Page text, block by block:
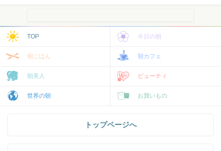
TOP 今日の朝
朝ごはん 朝カフェ
朝美人 ビューティ
世界の朝 お買いもの
トップページへ